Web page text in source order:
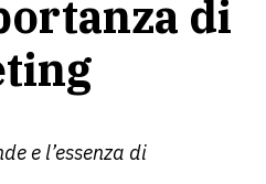
di
e l’essenza di